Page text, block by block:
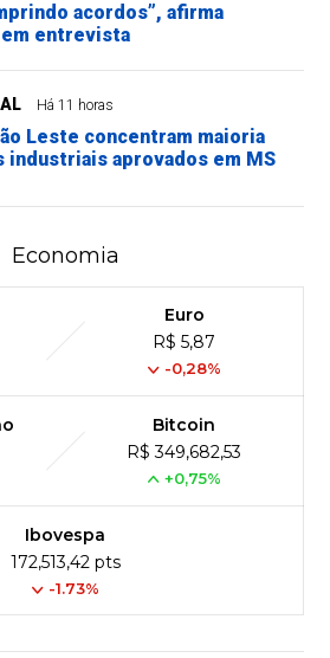
acordos”, afirma
em entrevista
Há 11 horas
Leste concentram maioria
aprovados em MS
Economia
Euro
R$ 5,87
-0,28%
Bitcoin
R$ 349,682,53
+0,75%
Ibovespa
172,513,42 pts
-1.73%